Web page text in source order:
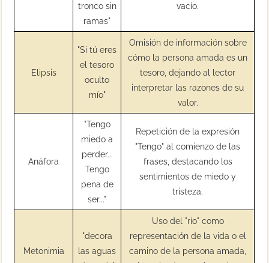
tronco sin
ramas"
vacío.
Elipsis
"Si tú eres
el tesoro
oculto
mío"
Omisión de información sobre
cómo la persona amada es un
tesoro, dejando al lector
interpretar las razones de su
valor.
Anáfora
"Tengo
miedo a
perder...
Tengo
pena de
ser..."
Repetición de la expresión
"Tengo" al comienzo de las
frases, destacando los
sentimientos de miedo y
tristeza.
Metonimia
"decora
las aguas
Uso del "río" como
representación de la vida o el
camino de la persona amada,